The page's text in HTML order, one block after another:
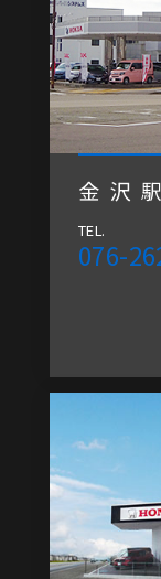
金沢
TEL.
076-